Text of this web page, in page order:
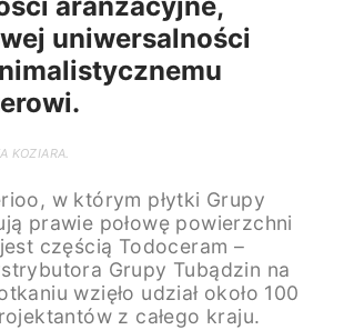
uniwersalności
KOZIARA.
w którym płytki Grupy
prawie połowę powierzchni
częścią Todoceram –
Grupy Tubądzin na
wzięło udział około 100
z całego kraju.